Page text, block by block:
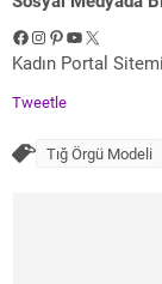
Facebook
Instagram
Pinterest
YouTube
X
Kadın Portal
Tweetle
Tığ Örgü Modeli